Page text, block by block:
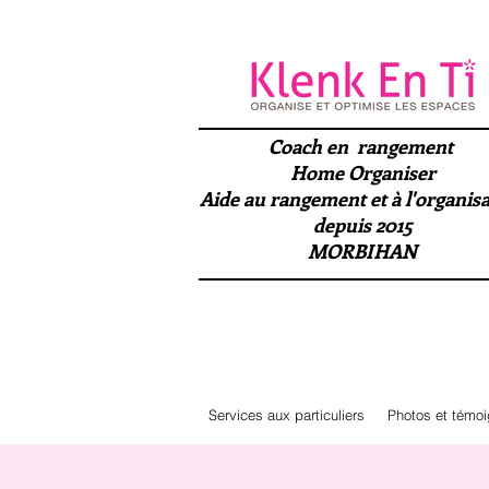
Coach en rangement
Home Organiser
Aide au rangement et à
depuis 2015
MORBIHAN
Services aux particuliers Photos et